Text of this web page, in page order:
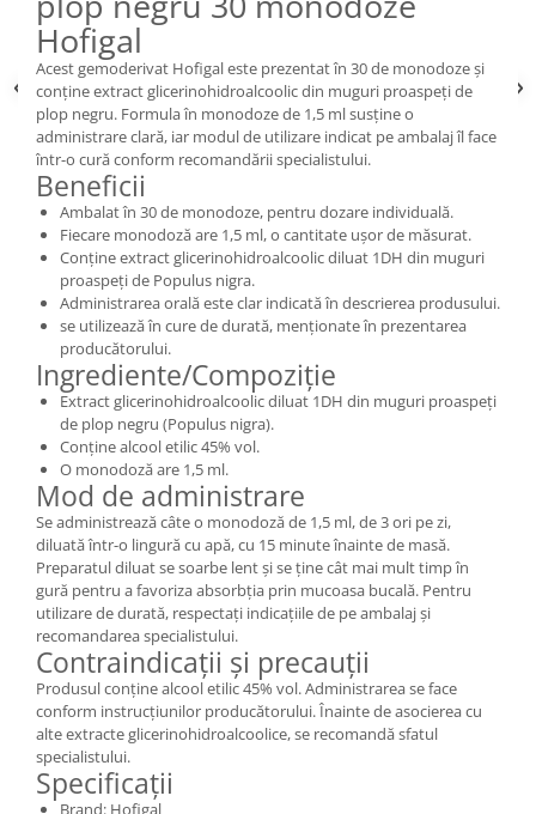
Hofigal
Acest gemoderivat Hofigal este prezentat în 30 de monodoze și
conține extract glicerinohidroalcoolic din muguri proaspeți de
plop negru. Formula în monodoze de 1,5 ml susține o
administrare clară, iar modul de utilizare indicat pe ambalaj îl face
într-o cură conform recomandării specialistului.
Beneficii
Ambalat în 30 de monodoze, pentru dozare individuală.
Fiecare monodoză are 1,5 ml, o cantitate ușor de măsurat.
Conține extract glicerinohidroalcoolic diluat 1DH din muguri
proaspeți de Populus nigra.
Administrarea orală este clar indicată în descrierea produsului.
se utilizează în cure de durată, menționate în prezentarea
producătorului.
Ingrediente/Compoziție
Extract glicerinohidroalcoolic diluat 1DH din muguri proaspeți
de plop negru (Populus nigra).
Conține alcool etilic 45% vol.
O monodoză are 1,5 ml.
Mod de administrare
Se administrează câte o monodoză de 1,5 ml, de 3 ori pe zi,
diluată într-o lingură cu apă, cu 15 minute înainte de masă.
Preparatul diluat se soarbe lent și se ține cât mai mult timp în
gură pentru a favoriza absorbția prin mucoasa bucală. Pentru
utilizare de durată, respectați indicațiile de pe ambalaj și
recomandarea specialistului.
Contraindicații și precauții
Produsul conține alcool etilic 45% vol. Administrarea se face
conform instrucțiunilor producătorului. Înainte de asocierea cu
alte extracte glicerinohidroalcoolice, se recomandă sfatul
specialistului.
Specificații
Brand: Hofigal